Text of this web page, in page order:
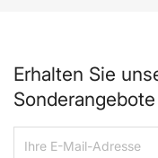
Erhalten Sie
Sonderangebote